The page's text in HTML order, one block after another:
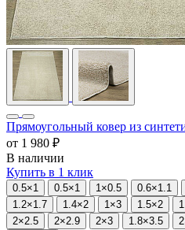
Прямоугольный ковер из
от 1 980 ₽
В наличии
Купить в 1 клик
0.5×1 0.5×1 1×0.5 0.6×1.1
1.2×1.7
1.4×2 1×3 1.5×2
2×2.5
2×2.9 2×3 1.8×3.5